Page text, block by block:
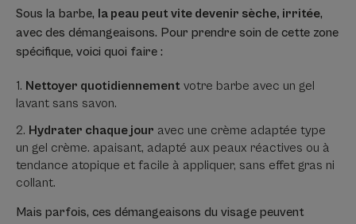
Sous la barbe, la peau peut vite devenir sèche, irritée,
avec des démangeaisons. Pour prendre soin de cette zone
spécifique, voici quoi faire :
Nettoyer quotidiennement votre barbe avec un gel
lavant sans savon.
Hydrater chaque jour avec une crème adaptée type
un gel crème. apaisant, adapté aux peaux réactives ou à
tendance atopique et facile à appliquer, sans effet gras ni
collant.
Mais parfois, ces démangeaisons du visage peuvent